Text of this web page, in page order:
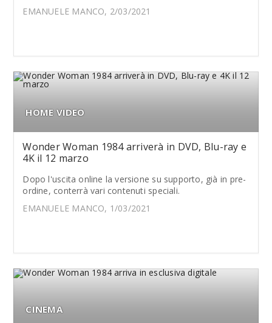
EMANUELE MANCO, 2/03/2021
HOME VIDEO
Wonder Woman 1984 arriverà in DVD, Blu-ray e
4K il 12 marzo
Dopo l'uscita online la versione su supporto, già in pre-
ordine, conterrà vari contenuti speciali.
EMANUELE MANCO, 1/03/2021
CINEMA